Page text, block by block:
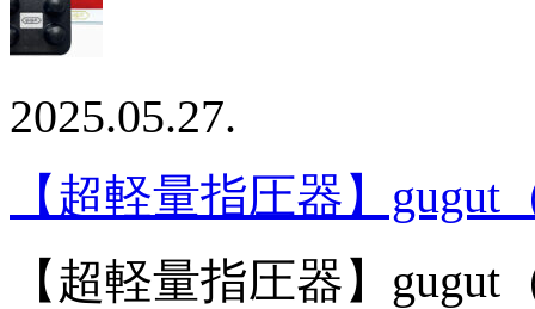
2025.05.27.
【超軽量指圧器】
【超軽量指圧器】